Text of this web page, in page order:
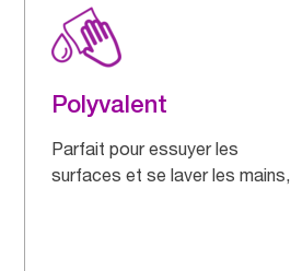
Polyvalent
Parfait pour essuyer les
surfaces et se laver les mains,